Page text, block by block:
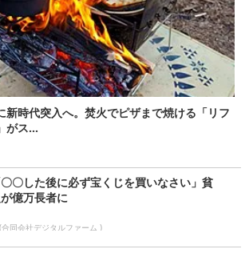
新時代突入へ。焚火でピザまで焼ける「リフ
がス...
〇〇した後に必ず宝くじを買いなさい」貧
億万長者に
合同会社デジタルファーム )